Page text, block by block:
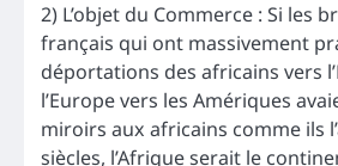
2) L’objet du Commerce : Si les
français qui ont massivement
déportations des africains vers
l’Europe vers les Amériques
miroirs aux africains comme ils
siècles, l’Afrique serait le